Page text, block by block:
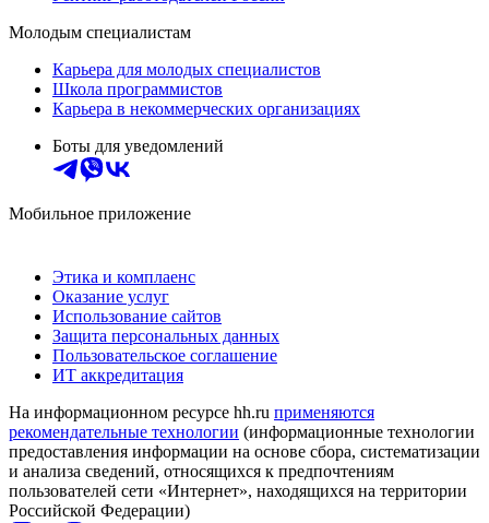
Молодым специалистам
Карьера для молодых специалистов
Школа программистов
Карьера в некоммерческих организациях
Боты для уведомлений
Мобильное приложение
Этика и комплаенс
Оказание услуг
Использование сайтов
Защита персональных данных
Пользовательское соглашение
ИТ аккредитация
На информационном ресурсе hh.ru применяются
рекомендательные технологии (информационные технологии
предоставления информации на основе сбора, систематизации
и анализа сведений, относящихся к предпочтениям
пользователей сети «Интернет», находящихся на территории
Российской Федерации)